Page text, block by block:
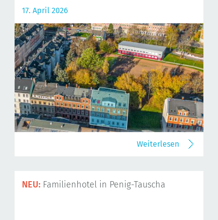
17. April 2026
Weiterlesen
NEU: Familienhotel in Penig-Tauscha